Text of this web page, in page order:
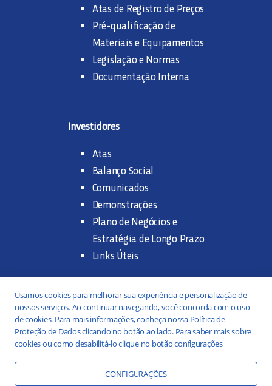
Atas de Registro de Preços
Pré-qualificação de
Materiais e Equipamentos
Legislação e Normas
Documentação Interna
Investidores
Atas
Balanço Social
Comunicados
Demonstrações
Plano de Negócios e
Estratégia de Longo Prazo
Links Úteis
Trabalhe na SANASA
Concurso Público
Estágio
Portal da Transparência
Usamos cookies para melhorar sua experiência e personalização de
nossos serviços. Ao continuar navegando, você concorda com o uso
de cookies. Para mais informações, conheça nossa Política de
Proteção de Dados clicando no botão ao lado. Para saber mais sobre
cookies ou como desabilitá-lo clique no botão configurações
CONFIGURAÇÕES